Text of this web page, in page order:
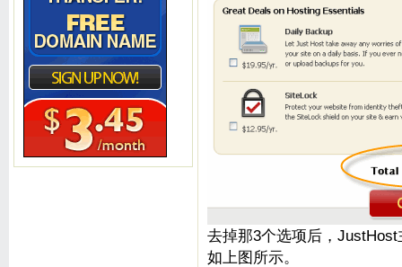
去掉那3个选项后，
如上图所示。